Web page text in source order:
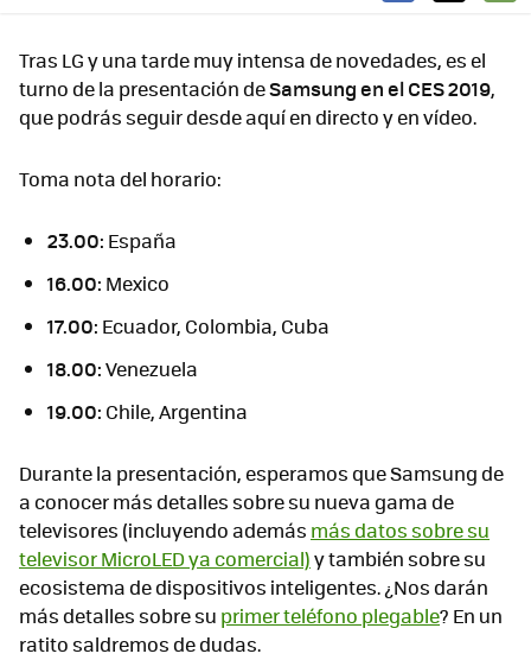
MAIL
Tras LG y una tarde muy intensa de novedades, es el
turno de la presentación deSamsung en el CES 2019,
que podrás seguir desde aquí en directo y en vídeo.
Toma nota del horario:
23.00: España
16.00: Mexico
17.00: Ecuador, Colombia, Cuba
18.00:Venezuela
19.00: Chile, Argentina
Durante la presentación, esperamos que Samsung de
a conocer más detalles sobre su nueva gama de
televisores (incluyendo además más datos sobre su
televisor MicroLED ya comercial)y también sobre su
ecosistema de dispositivos inteligentes. ¿Nos darán
más detalles sobre su primer teléfono plegable? En un
ratito saldremos de dudas.